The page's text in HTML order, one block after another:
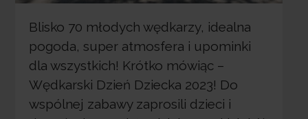
Blisko 70 młodych wędkarzy, idealna
pogoda, super atmosfera i upominki
dla wszystkich! Krótko mówiąc –
Wędkarski Dzień Dziecka 2023! Do
wspólnej zabawy zaprosili dzieci i